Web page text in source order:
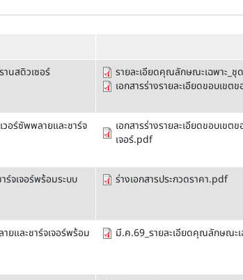
นสดิวเซอร์
รายละเอียดคุณลักษณะเฉพาะ_
เอกสารร่างรายละเอียดขอบเขต
วอร์ซัพพลายและชาร์จ
เอกสารร่างรายละเอียดขอบเข
เจอร์.pdf
ร์จเจอร์พร้อมระบบ
ร่างเอกสารประกวดราคา.pdf
ยและชาร์จเจอร์พร้อม
มี.ค.69_รายละเอียดคุณลักษณะ